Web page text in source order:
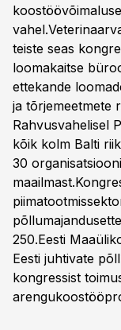
teiste seas
loomakaitse
ettekande
ja tõrjemeetmete
Rahvusvahelisel
kõik kolm Balti
30
250.Eesti
Eesti juhtivate
kongressist